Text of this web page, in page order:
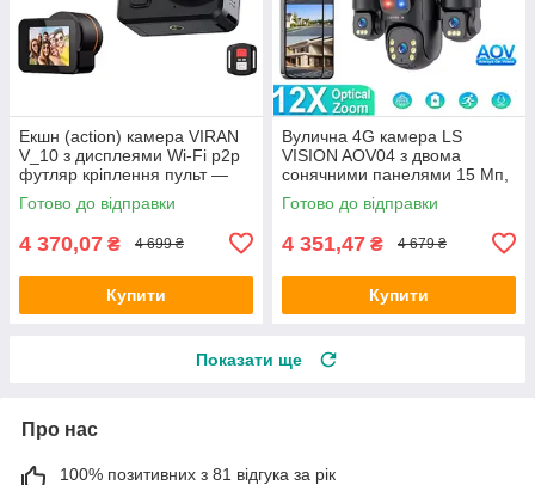
Екшн (action) камера VIRAN
V_10 з дисплеями Wi-Fi p2p
футляр кріплення пульт —
ОРИГІНАЛ!
Готово до відправки
4 370,07 ₴ 4 699 ₴
Купити
Вулична 4G камера LS
VISION AOV04 з двома
сонячними панелями 15 Мп,
3 об'єктиви, акумулятор
20100 мА·год, PIR
Готово до відправки
4 351,47 ₴ 4 679 ₴
Купити
Показати ще
Про нас
100% позитивних з 81 відгука за рік